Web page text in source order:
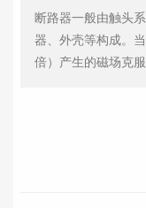
断路器一般由触头
器、外壳等构成。
倍）产生的磁场克服